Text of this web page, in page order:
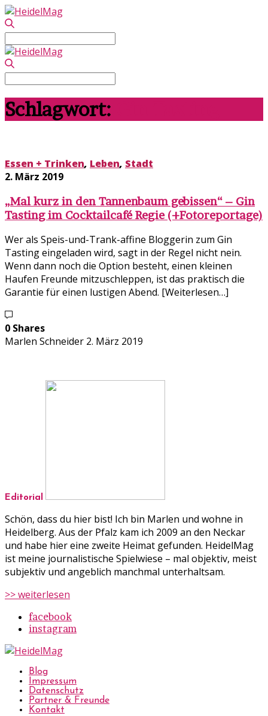
Search
for:
Search
for:
Schlagwort:
Essen + Trinken, Leben, Stadt
2. März 2019
„Mal kurz in den Tannenbaum gebissen“ – Gin
Tasting im Cocktailcafé Regie (+Fotoreportage)
Wer als Speis-und-Trank-affine Bloggerin zum Gin
Tasting eingeladen wird, sagt in der Regel nicht nein.
Wenn dann noch die Option besteht, einen kleinen
Haufen Freunde mitzuschleppen, ist das praktisch die
Garantie für einen lustigen Abend. [Weiterlesen…]
0 Shares
Marlen Schneider 2. März 2019
Editorial
Schön, dass du hier bist! Ich bin Marlen und wohne in
Heidelberg. Aus der Pfalz kam ich 2009 an den Neckar
und habe hier eine zweite Heimat gefunden. HeidelMag
ist meine journalistische Spielwiese – mal objektiv, meist
subjektiv und angeblich manchmal unterhaltsam.
>> weiterlesen
facebook
instagram
Blog
Impressum
Datenschutz
Partner & Freunde
Kontakt